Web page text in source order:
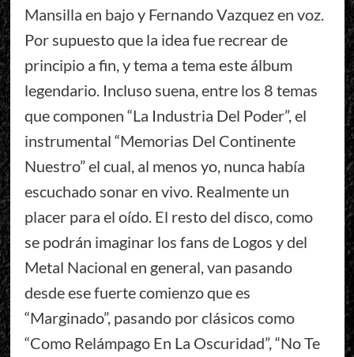
Mansilla en bajo y Fernando Vazquez en voz.
Por supuesto que la idea fue recrear de
principio a fin, y tema a tema este álbum
legendario. Incluso suena, entre los 8 temas
que componen “La Industria Del Poder”, el
instrumental “Memorias Del Continente
Nuestro” el cual, al menos yo, nunca había
escuchado sonar en vivo. Realmente un
placer para el oído. El resto del disco, como
se podrán imaginar los fans de Logos y del
Metal Nacional en general, van pasando
desde ese fuerte comienzo que es
“Marginado”, pasando por clásicos como
“Como Relámpago En La Oscuridad”, “No Te